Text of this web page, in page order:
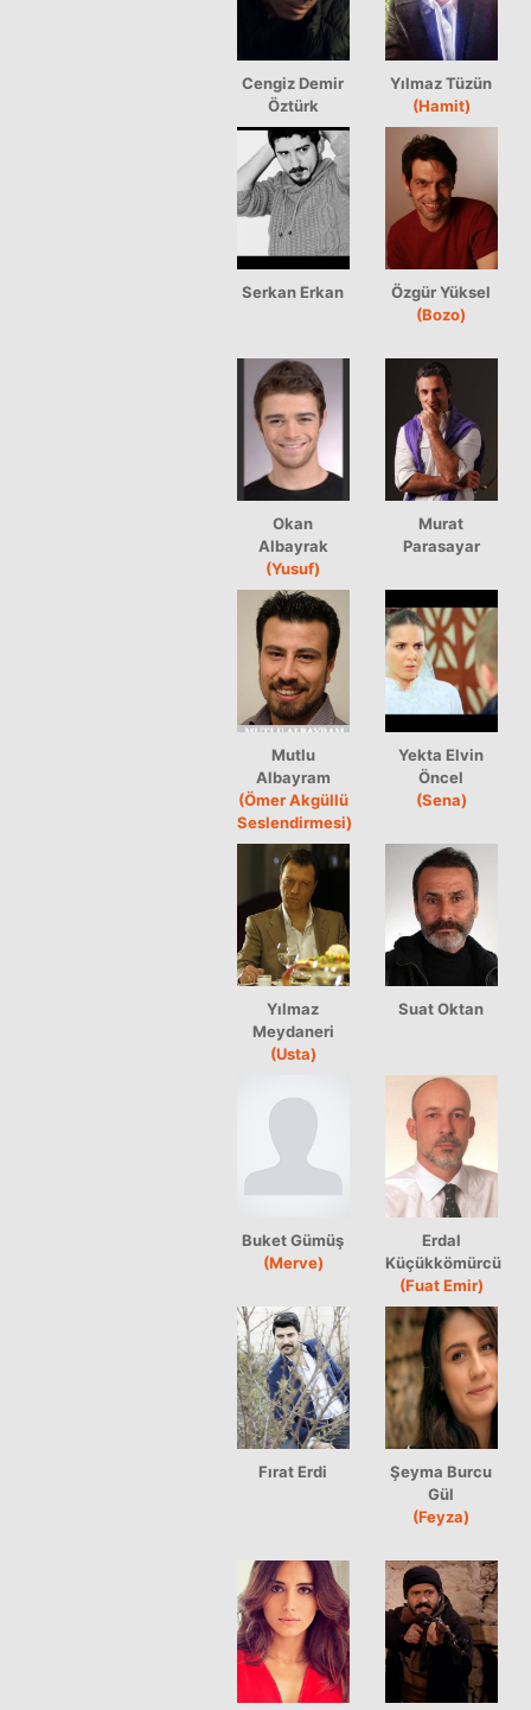
Cengiz Demir
Öztürk
Yılmaz Tüzün
(Hamit)
Serkan Erkan
Özgür Yüksel
(Bozo)
Okan
Albayrak
(Yusuf)
Murat
Parasayar
Mutlu
Albayram
(Ömer Akgüllü
Seslendirmesi)
Yekta Elvin
Öncel
(Sena)
Yılmaz
Meydaneri
(Usta)
Suat Oktan
Buket Gümüş
(Merve)
Erdal
Küçükkömürcü
(Fuat Emir)
Fırat Erdi
Şeyma Burcu
Gül
(Feyza)